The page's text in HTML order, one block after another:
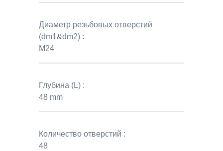
Диаметр резьбовых отверстий
(dm1&dm2) :
M24
Глубина (L) :
48 mm
Количество отверстий :
48